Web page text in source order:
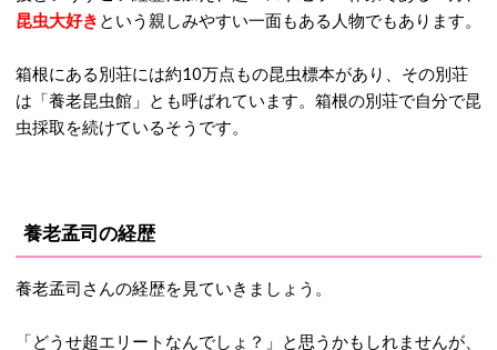
昆虫大好き という親しみやすい一面もある人物でもあります。
箱根にある別荘には約10万点もの昆虫標本があり、その別荘
は「養老昆虫館」とも呼ばれています。箱根の別荘で自分で昆
虫採取を続けているそうです。
養老孟司の経歴
養老孟司さんの経歴を見ていきましょう。
「どうせ超エリートなんでしょ？」と思うかもしれませんが、